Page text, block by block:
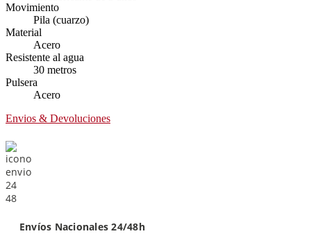
Movimiento
Pila (cuarzo)
Material
Acero
Resistente al agua
30 metros
Pulsera
Acero
Envios & Devoluciones
Envíos Nacionales 24/48h